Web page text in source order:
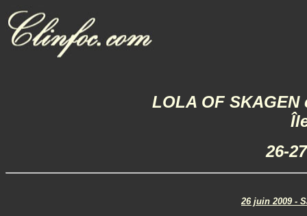
LOLA OF
26-
26 juin 2009 -